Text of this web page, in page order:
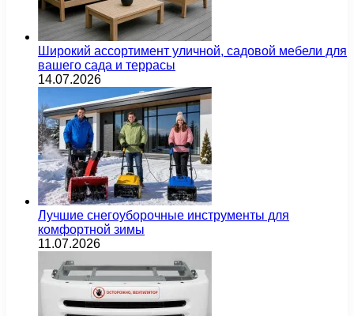
Широкий ассортимент уличной, садовой мебели для
вашего сада и террасы
14.07.2026
Лучшие снегоуборочные инструменты для
комфортной зимы
11.07.2026